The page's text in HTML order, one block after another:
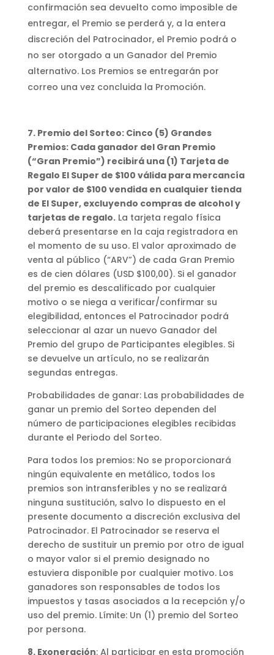
confirmación sea devuelto como imposible de
entregar, el Premio se perderá y, a la entera
discreción del Patrocinador, el Premio podrá o
no ser otorgado a un Ganador del Premio
alternativo. Los Premios se entregarán por
correo una vez concluida la Promoción.
7. Premio del Sorteo: Cinco (5) Grandes
Premios: Cada ganador del Gran Premio
(“Gran Premio”) recibirá una (1) Tarjeta de
Regalo El Super de $100 válida para mercancía
por valor de $100 vendida en cualquier tienda
de El Super, excluyendo compras de alcohol y
tarjetas de regalo.La tarjeta regalo física
deberá presentarse en la caja registradora en
el momento de su uso. El valor aproximado de
venta al público (“ARV”) de cada Gran Premio
es de cien dólares (USD $100,00). Si el ganador
del premio es descalificado por cualquier
motivo o se niega a verificar/confirmar su
elegibilidad, entonces el Patrocinador podrá
seleccionar al azar un nuevo Ganador del
Premio del grupo de Participantes elegibles. Si
se devuelve un artículo, no se realizarán
segundas entregas.
Probabilidades de ganar: Las probabilidades de
ganar un premio del Sorteo dependen del
número de participaciones elegibles recibidas
durante el Periodo del Sorteo.
Para todos los premios: No se proporcionará
ningún equivalente en metálico, todos los
premios son intransferibles y no se realizará
ninguna sustitución, salvo lo dispuesto en el
presente documento a discreción exclusiva del
Patrocinador. El Patrocinador se reserva el
derecho de sustituir un premio por otro de igual
o mayor valor si el premio designado no
estuviera disponible por cualquier motivo. Los
ganadores son responsables de todos los
impuestos y tasas asociados a la recepción y/o
uso del premio. Límite: Un (1) premio del Sorteo
por persona.
8. Exoneración: Al participar en esta promoción